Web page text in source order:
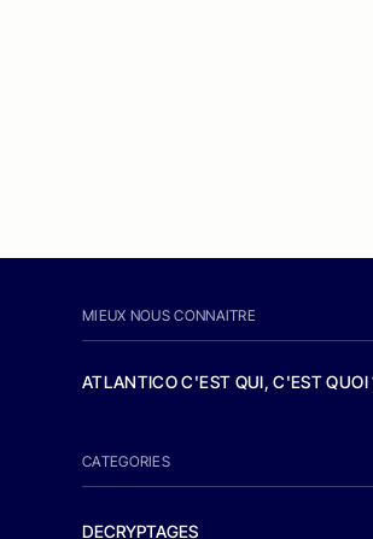
MIEUX NOUS CONNAITRE
ATLANTICO C'EST QUI, C'EST QUOI
CATEGORIES
DECRYPTAGES